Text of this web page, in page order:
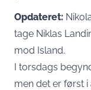
Opdateret:
tage Niklas
mod Island.
I torsdags
men det er først